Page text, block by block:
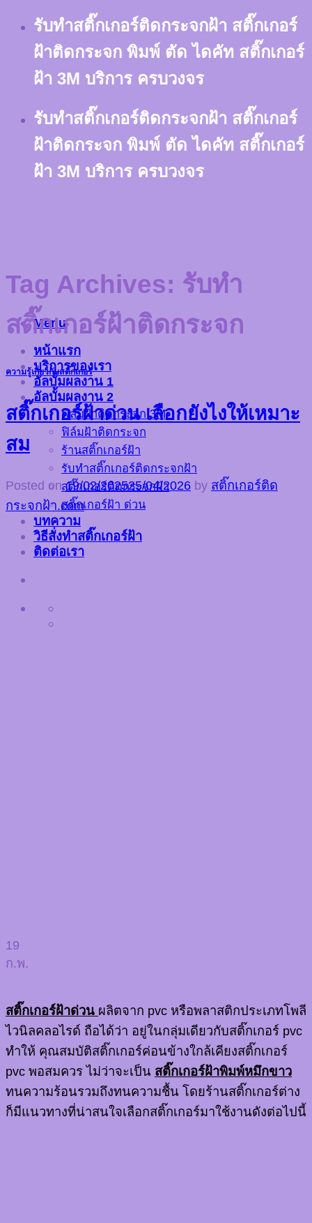
content
รับทำสติ๊กเกอร์ติดกระจกฝ้า สติ๊กเกอร์
ฝ้าติดกระจก พิมพ์ ตัด ไดคัท สติ๊กเกอร์
ฝ้า 3M บริการ ครบวงจร
รับทำสติ๊กเกอร์ติดกระจกฝ้า สติ๊กเกอร์
ฝ้าติดกระจก พิมพ์ ตัด ไดคัท สติ๊กเกอร์
ฝ้า 3M บริการ ครบวงจร
Menu
หน้าแรก
บริการของเรา
อัลบั้มผลงาน 1
อัลบั้มผลงาน 2
ฟิล์มฝ้าติดกระจก 3M
ฟิล์มฝ้าติดกระจก
ร้านสติ๊กเกอร์ฝ้า
รับทำสติ๊กเกอร์ติดกระจกฝ้า
สติ๊กเกอร์ติดกระจกฝ้า
สติ๊กเกอร์ฝ้า ด่วน
บทความ
วิธีสั่งทำสติ๊กเกอร์ฝ้า
ติดต่อเรา
Tag Archives: รับทำ
สติ๊กเกอร์ฝ้าติดกระจก
ความรู้เกี่ยวกับสติ๊กเกอร์
สติ๊กเกอร์ฝ้าด่วน เลือกยังไงให้เหมาะ
สม
Posted on19/02/202525/04/2026 by สติ๊กเกอร์ติด
กระจกฝ้า.com
19
ก.พ.
สติ๊กเกอร์ฝ้าด่วน ผลิตจาก pvc หรือพลาสติกประเภทโพลี
ไวนิลคลอไรด์ ถือได้ว่า อยู่ในกลุ่มเดียวกับสติ๊กเกอร์ pvc
ทำให้ คุณสมบัติสติ๊กเกอร์ค่อนข้างใกล้เคียงสติ๊กเกอร์
pvc พอสมควร ไม่ว่าจะเป็น สติ๊กเกอร์ฝ้าพิมพ์หมึกขาว
ทนความร้อนรวมถึงทนความชื้น โดยร้านสติ๊กเกอร์ต่าง
ก็มีแนวทางที่น่าสนใจเลือกสติ๊กเกอร์มาใช้งานดังต่อไปนี้